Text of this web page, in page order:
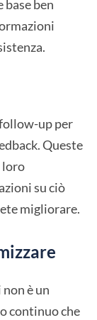
base ben
up per
Queste
loro
su ciò
migliorare.
è un
continuo che